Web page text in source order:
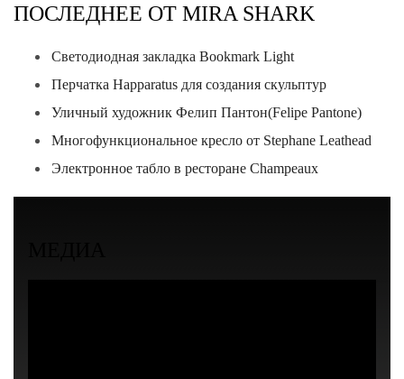
ПОСЛЕДНЕЕ ОТ MIRA SHARK
Светодиодная закладка Bookmark Light
Перчатка Happaratus для создания скульптур
Уличный художник Фелип Пантон(Felipe Pantone)
Многофункциональное кресло от Stephane Leathead
Электронное табло в ресторане Champeaux